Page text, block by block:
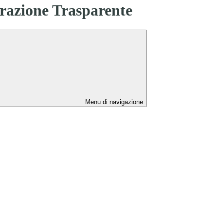
Trasparente
Menu di navigazione